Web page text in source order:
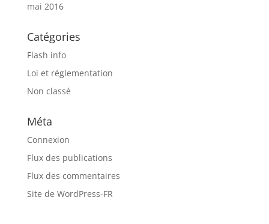
mai 2016
Catégories
Flash info
Loi et réglementation
Non classé
Méta
Connexion
Flux des publications
Flux des commentaires
Site de WordPress-FR